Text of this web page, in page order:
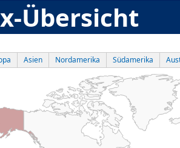
Übersicht
Asien Nordamerika Südamerika